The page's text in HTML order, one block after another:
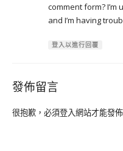
comment form?
and I’m having
登入以進行回覆
發佈留言
很抱歉，必須登入網站才能發